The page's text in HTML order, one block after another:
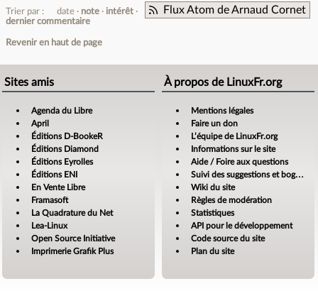
Flux Atom de Arnaud Cornet
Trier par : date note
intérêt
dernier commentaire
Revenir en haut de page
Sites amis
Agenda du Libre
April
Éditions D-BookeR
Éditions Diamond
Éditions Eyrolles
Éditions ENI
En Vente Libre
Framasoft
La Quadrature du Net
Lea-Linux
Open Source Initiative
Imprimerie Grafik Plus
À propos de LinuxFr.org
Mentions légales
Faire un don
L’équipe de LinuxFr.org
Informations sur le site
Aide / Foire aux questions
Suivi des suggestions et bogues
Wiki du site
Règles de modération
Statistiques
API pour le développement
Code source du site
Plan du site